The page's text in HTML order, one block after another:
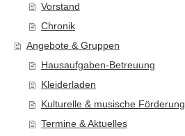
Vorstand
Chronik
Angebote & Gruppen
Hausaufgaben-Betreuung
Kleiderladen
Kulturelle & musische Förderung
Termine & Aktuelles